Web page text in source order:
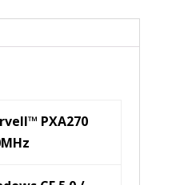
PXA270